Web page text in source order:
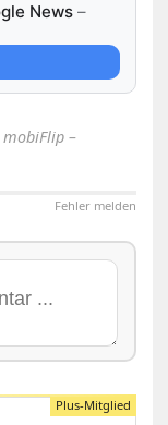
News –
–
Fehler melden